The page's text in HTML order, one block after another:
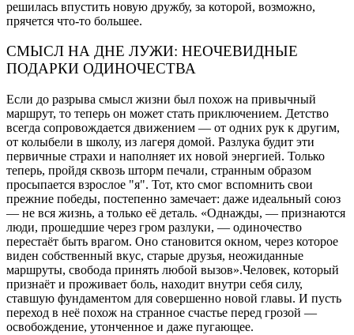
решилась впустить новую дружбу, за которой, возможно,
прячется что-то большее.
СМЫСЛ НА ДНЕ ЛУЖИ: НЕОЧЕВИДНЫЕ
ПОДАРКИ ОДИНОЧЕСТВА
Если до разрыва смысл жизни был похож на привычный
маршрут, то теперь он может стать приключением. Детство
всегда сопровождается движением — от одних рук к другим,
от колыбели в школу, из лагеря домой. Разлука будит эти
первичные страхи и наполняет их новой энергией. Только
теперь, пройдя сквозь шторм печали, странным образом
просыпается взрослое "я". Тот, кто смог вспомнить свои
прежние победы, постепенно замечает: даже идеальный союз
— не вся жизнь, а только её деталь. «Однажды, — признаются
люди, прошедшие через гром разлуки, — одиночество
перестаёт быть врагом. Оно становится окном, через которое
виден собственный вкус, старые друзья, неожиданные
маршруты, свобода принять любой вызов».Человек, который
признаёт и проживает боль, находит внутри себя силу,
ставшую фундаментом для совершенно новой главы. И пусть
переход в неё похож на странное счастье перед грозой —
освобождение, утонченное и даже пугающее.